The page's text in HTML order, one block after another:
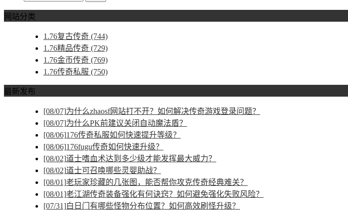
网站分类
1.76复古传奇 (744)
1.76精品传奇 (729)
1.76金币传奇 (769)
1.76传奇私服 (750)
最新发布
[08/07]为什么zhaosf网站打不开？如何解决传奇游戏登录问题？
[08/07]为什么PK前建议关闭自动魔法盾？
[08/06]176传奇私服如何快速提升等级？
[08/06]176fugu传奇如何快速升级？
[08/02]道士嗜血术达到多少级才能发挥最大威力？
[08/02]道士可召唤哪些灵婴助战？
[08/01]老玩家珍藏的几张图，能否帮你攻克传奇经典难关？
[08/01]老江湖传奇装备强化有何诀窍？如何避免强化失败风险？
[07/31]白日门有哪些怪物分布位置？如何高效刷怪升级？